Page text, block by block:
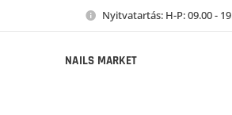
Nyitvatartás: H-P: 09.00 -
NAILS MARKET